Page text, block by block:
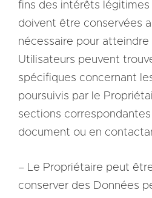
fins des intérêts légitimes
doivent être conservées
nécessaire pour
Utilisateurs peuvent
spécifiques concernant
poursuivis par le
sections
document ou en
– Le Propriétaire peut
conserver des Données